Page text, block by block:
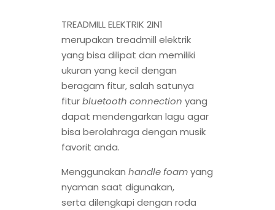
TREADMILL ELEKTRIK 2IN1
merupakan treadmill elektrik
yang bisa dilipat dan memiliki
ukuran yang kecil dengan
beragam fitur, salah satunya
fiturbluetooth connection yang
dapat mendengarkan lagu agar
bisa berolahraga dengan musik
favorit anda.
Menggunakan handle foamyang
nyaman saat digunakan,
serta dilengkapi dengan roda